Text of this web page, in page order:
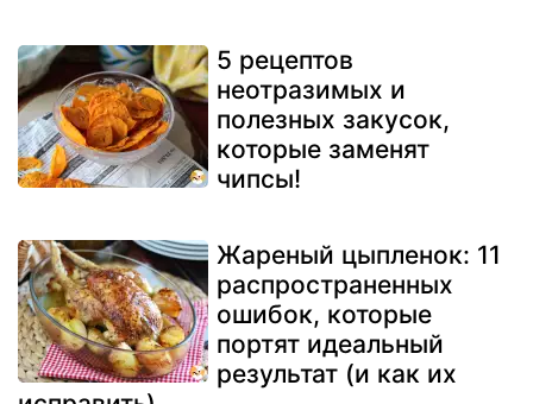
5 рецептов
неотразимых и
полезных закусок,
которые заменят
чипсы!
Жареный цыпленок: 11
распространенных
ошибок, которые
портят идеальный
результат (и как их